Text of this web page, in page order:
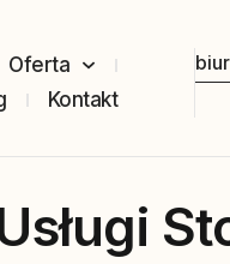
Oferta
Kontakt